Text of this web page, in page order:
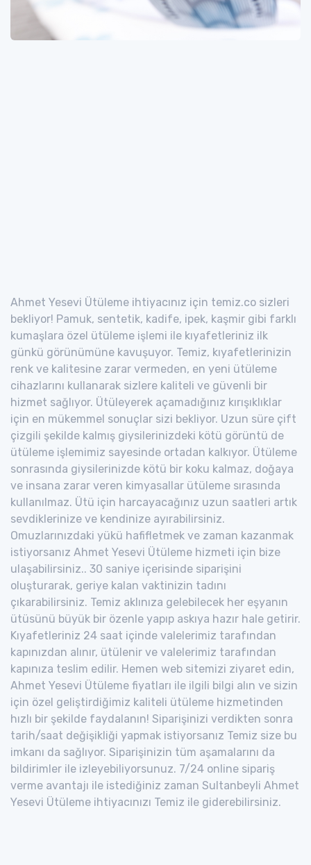
Ahmet Yesevi Ütüleme ihtiyacınız için temiz.co sizleri
bekliyor! Pamuk, sentetik, kadife, ipek, kaşmir gibi farklı
kumaşlara özel ütüleme işlemi ile kıyafetleriniz ilk
günkü görünümüne kavuşuyor. Temiz, kıyafetlerinizin
renk ve kalitesine zarar vermeden, en yeni ütüleme
cihazlarını kullanarak sizlere kaliteli ve güvenli bir
hizmet sağlıyor. Ütüleyerek açamadığınız kırışıklıklar
için en mükemmel sonuçlar sizi bekliyor. Uzun süre çift
çizgili şekilde kalmış giysilerinizdeki kötü görüntü de
ütüleme işlemimiz sayesinde ortadan kalkıyor. Ütüleme
sonrasında giysilerinizde kötü bir koku kalmaz, doğaya
ve insana zarar veren kimyasallar ütüleme sırasında
kullanılmaz. Ütü için harcayacağınız uzun saatleri artık
sevdiklerinize ve kendinize ayırabilirsiniz.
Omuzlarınızdaki yükü hafifletmek ve zaman kazanmak
istiyorsanız Ahmet Yesevi Ütüleme hizmeti için bize
ulaşabilirsiniz.. 30 saniye içerisinde siparişini
oluşturarak, geriye kalan vaktinizin tadını
çıkarabilirsiniz. Temiz aklınıza gelebilecek her eşyanın
ütüsünü büyük bir özenle yapıp askıya hazır hale getirir.
Kıyafetleriniz 24 saat içinde valelerimiz tarafından
kapınızdan alınır, ütülenir ve valelerimiz tarafından
kapınıza teslim edilir. Hemen web sitemizi ziyaret edin,
Ahmet Yesevi Ütüleme fiyatları ile ilgili bilgi alın ve sizin
için özel geliştirdiğimiz kaliteli ütüleme hizmetinden
hızlı bir şekilde faydalanın! Siparişinizi verdikten sonra
tarih/saat değişikliği yapmak istiyorsanız Temiz size bu
imkanı da sağlıyor. Siparişinizin tüm aşamalarını da
bildirimler ile izleyebiliyorsunuz. 7/24 online sipariş
verme avantajı ile istediğiniz zaman Sultanbeyli Ahmet
Yesevi Ütüleme ihtiyacınızı Temiz ile giderebilirsiniz.